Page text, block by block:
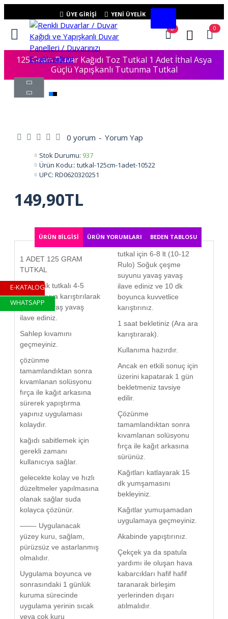
ÜYE GIRIŞI YENI ÜYELIK
0 0
125 Gram Duvar Kağıdı Toz Tutkal 1 Adet İthal Asya
Güçlü Yapışkanlı Tutunma Tutkal
Stok Durumu: 937
Ürün Kodu:: tutkal-125cm-1adet-10522
UPC: RD0620320251
0 yorum - Yorum Yap
149,90TL
ÜRÜN BILGISI ÜRÜN YORUMLARI BEDEN TABLOSU
1 ADET 125 GRAM
TUTKAL
125 gr lık tutkalı 4-5
Litrelik suya karıştırılarak
şekilde yavaş yavaş
ilave ediniz.
Sahlep kıvamını
geçmeyiniz.
çözünme
tamamlandıktan sonra
kıvamlanan solüsyonu
fırça ile kağıt arkasına
sürerek yapıştırma
yapınız uygulaması
kolaydır.
kağıdı sabitlemek için
gerekli zamanı
kullanıcıya sağlar.
gelecekte kolay ve hızlı
düzeltmeler yapılmasına
olanak sağlar suda
kolayca çözünür.
——- Uygulanacak
yüzey kuru, sağlam,
pürüzsüz ve astarlanmış
olmalıdır.
Uygulama boyunca ve
sonrasındaki 1 günlük
kuruma sürecinde
uygulama yerinin sıcak
veya çok kuru
tutkal için 6-8 lt (10-12
Rulo) Soğuk çeşme
suyunu yavaş yavaş
ilave ediniz ve 10 dk
boyunca kuvvetlice
karıştırınız.
1 saat bekletiniz (Ara ara
karıştırarak).
Kullanıma hazırdır.
Ancak en etkili sonuç için
üzerini kapatarak 1 gün
bekletmeniz tavsiye
edilir.
Çözünme
tamamlandıktan sonra
kıvamlanan solüsyonu
fırça ile kağıt arkasına
sürünüz.
Kağıtları katlayarak 15
dk yumşamasını
bekleyiniz.
Kağıtlar yumuşamadan
uygulamaya geçmeyiniz.
Akabinde yapıştırınız.
Çekçek ya da spatula
yardımı ile oluşan hava
kabarcıkları hafif hafif
taranarak birleşim
yerlerinden dışarı
atılmalıdır.
E-KATALOG
WHATSAPP